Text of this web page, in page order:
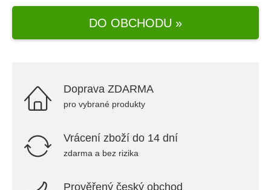
DO OBCHODU »
Doprava ZDARMA
pro vybrané produkty
Vrácení zboží do 14 dní
zdarma a bez rizika
Prověřený český obchod